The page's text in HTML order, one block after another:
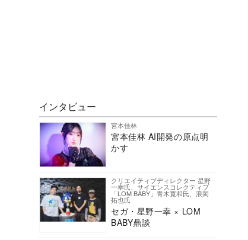
インタビュー
宮本佳林
宮本佳林 AI開発の原点明
かす
クリエイティブディレクター 星野
一幸氏、サイエンスコレクティブ
「LOM BABY」青木寛和氏、浪岡
拓也氏
セガ・星野一幸 × LOM
BABY鼎談